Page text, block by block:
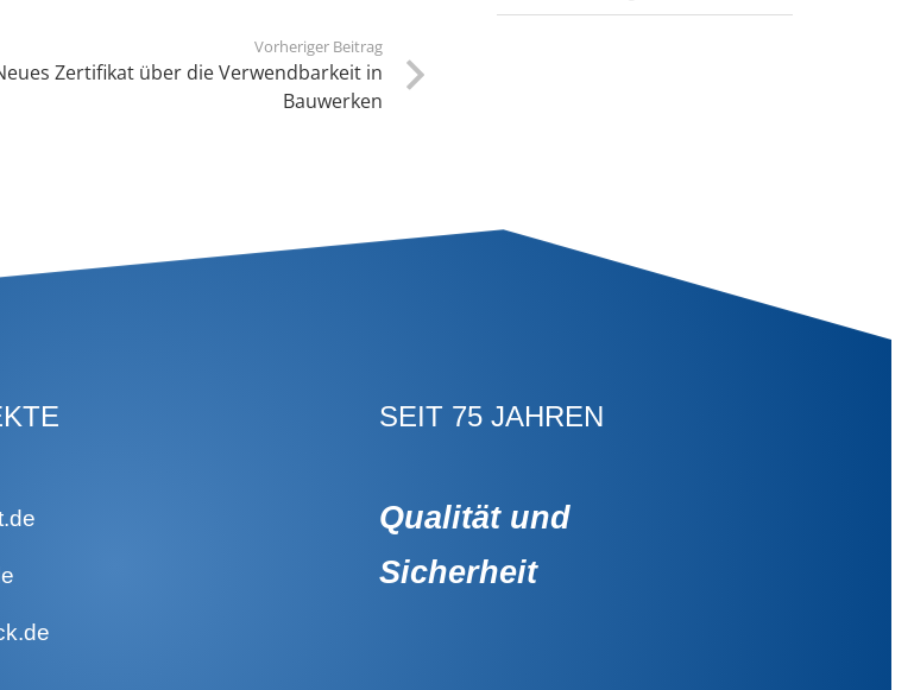
Vorheriger Beitrag
Zertifikat über die Verwendbarkeit in
Bauwerken
SEIT 75 JAHREN
Qualität und
Sicherheit